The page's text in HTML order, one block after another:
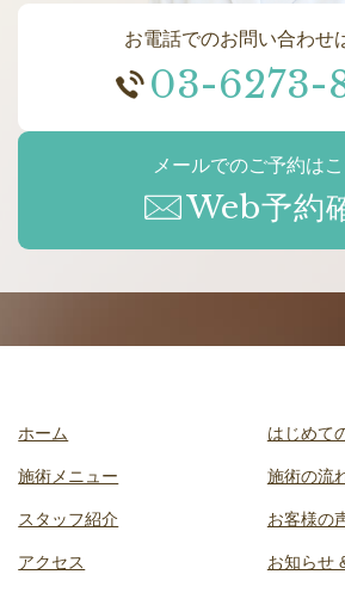
お電話でのお問い合わせ
03-6273-
メールでのご予約は
Web予約
ホーム はじめて
施術メニュー 施術の流
スタッフ紹介 お客様の
アクセス お知らせ